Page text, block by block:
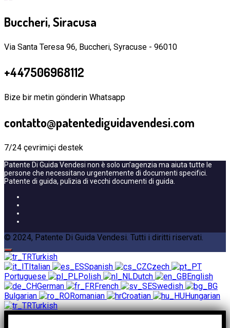
Buccheri, Siracusa
Via Santa Teresa 96, Buccheri, Syracuse - 96010
+447506968112
Bize bir metin gönderin Whatsapp
contatto@patentediguidavendesi.com
7/24 çevrimiçi destek
Patente Di Guida Vendesi non è solo un’agenzia ma aiuta tutte le
persone che necessitano urgentemente di documenti specifici.
Patente di guida, pulizia di vecchi documenti di guida.
© 2024, Patente Di Guida Vendesi. Tutti i diritti riservati.
Turkish
Italian
Spanish
Czech
Portuguese
Polish Dutch
English
German
French
Swedish
Bulgarian
Romanian Croatian
Hungarian
Turkish